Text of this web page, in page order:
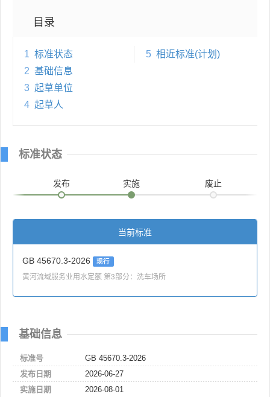
目录
1 标准状态
2 基础信息
3 起草单位
4 起草人
5 相近标准(计划)
标准状态
发布 实施 废止
当前标准
GB 45670.3-2026 现行
黄河流域服务业用水定额 第3部分：洗车场所
基础信息
标准号
GB 45670.3-2026
发布日期
2026-06-27
实施日期
2026-08-01